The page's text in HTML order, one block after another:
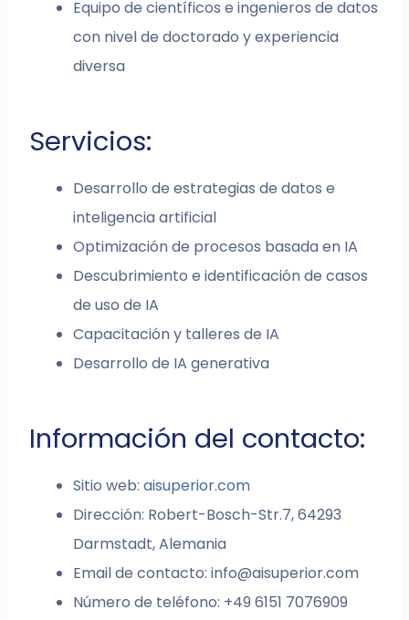
Equipo de científicos e ingenieros de datos
con nivel de doctorado y experiencia
diversa
Servicios:
Desarrollo de estrategias de datos e
inteligencia artificial
Optimización de procesos basada en IA
Descubrimiento e identificación de casos
de uso de IA
Capacitación y talleres de IA
Desarrollo de IA generativa
Información del contacto:
Sitio web: aisuperior.com
Dirección: Robert-Bosch-Str.7, 64293
Darmstadt, Alemania
Email de contacto:info@aisuperior.com
Número de teléfono: +49 6151 7076909